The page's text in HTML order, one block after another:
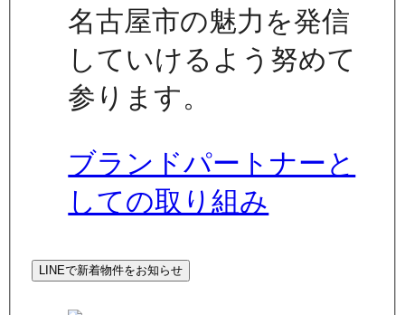
名古屋市の魅力を発信
していけるよう努めて
参ります。
ブランドパートナーと
しての取り組み
LINEで新着物件をお知らせ